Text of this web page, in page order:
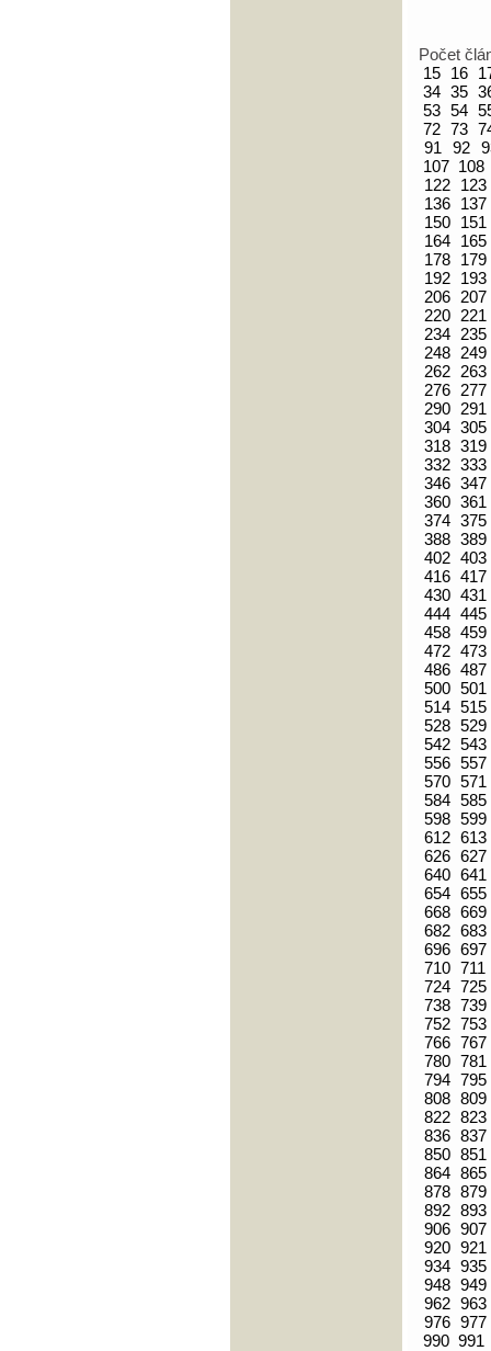
Počet
15 16
34 35
53 54
72 73
91
92
107 108
122
123
136
137
150
151
164
165
178
179
192
193
206 207
220
221
234
235
248
249
262
263
276
277
290
291
304 305
318 319
332 333
346 347
360 361
374 375
388 389
402 403
416 417
430 431
444 445
458 459
472 473
486 487
500 501
514 515
528 529
542 543
556 557
570 571
584 585
598 599
612 613
626 627
640 641
654 655
668 669
682 683
696 697
710 711
724 725
738 739
752 753
766 767
780 781
794 795
808 809
822 823
836 837
850 851
864 865
878 879
892 893
906 907
920 921
934 935
948 949
962 963
976 977
990 991